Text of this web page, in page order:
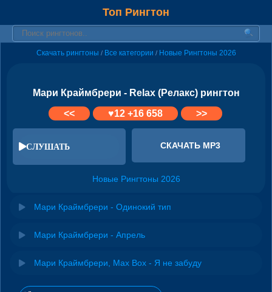
Топ Рингтон
Скачать рингтоны / Все категории / Новые Рингтоны 2026
Мари Краймбрери - Relax (Релакс) рингтон
<<
♥12 +16 658 >>
СЛУШАТЬ СКАЧАТЬ MP3
Новые Рингтоны 2026
Мари Краймбрери - Одинокий тип
Мари Краймбрери - Апрель
Мари Краймбрери, Max Box - Я не забуду